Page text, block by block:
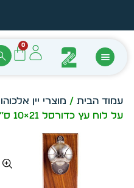
0
עמוד הבית / מוצרי יין
על לוח עץ כדורסל 21×10 ס”מ דגם 5130